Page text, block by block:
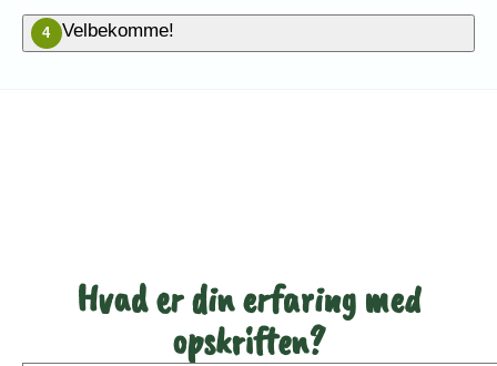
4 Velbekomme!
Hvad er din erfaring med
opskriften?